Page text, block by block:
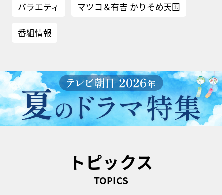
バラエティ マツコ＆有吉 かりそめ天国
番組情報
トピックス
TOPICS